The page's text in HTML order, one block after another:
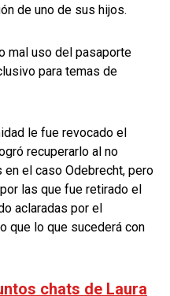
de uno de sus hijos.
mal uso del pasaporte
para temas de
le fue revocado el
recuperarlo al no
el caso Odebrecht, pero
las que fue retirado el
aclaradas por el
que lo que sucederá con
chats de Laura